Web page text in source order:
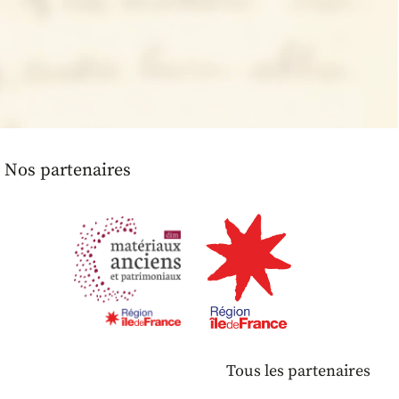
Nos partenaires
Tous les partenaires